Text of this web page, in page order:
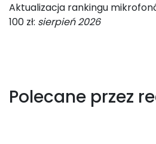
Aktualizacja rankingu
100 zł: sierpień 2026
Polecane przez